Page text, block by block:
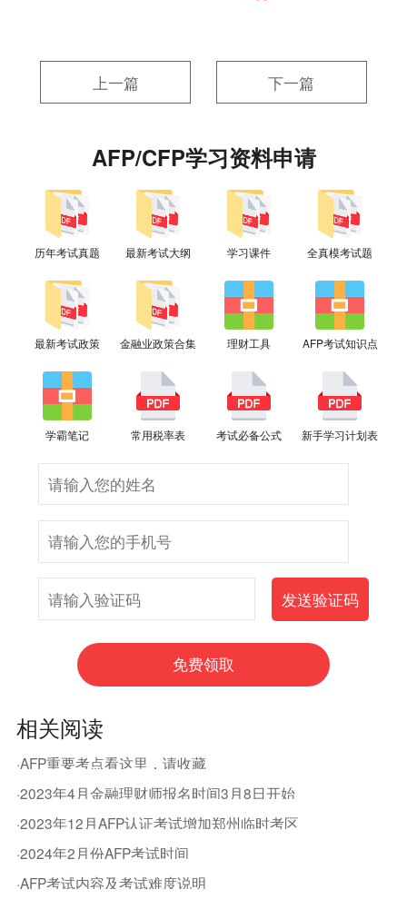
上一篇 下一篇
AFP/CFP学习资料申请
历年考试真题 最新考试大纲 学习课件 全真模考试题
最新考试政策 金融业政策合集 理财工具 AFP考试知识点
学霸笔记 常用税率表 考试必备公式 新手学习计划表
相关阅读
·AFP重要考点看这里，请收藏
·2023年4月金融理财师报名时间3月8日开始
·2023年12月AFP认证考试增加郑州临时考区
·2024年2月份AFP考试时间
·AFP考试内容及考试难度说明